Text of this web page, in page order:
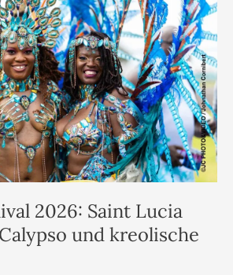
2026: Saint Lucia
und kreolische